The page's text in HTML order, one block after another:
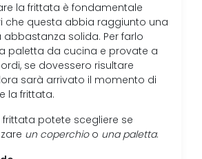
la frittata è fondamentale
che questa abbia raggiunto una
abbastanza solida. Per farlo
paletta da cucina e provate a
se dovessero risultare
sarà arrivato il momento di
la frittata.
frittata potete scegliere se
un coperchioo una paletta.